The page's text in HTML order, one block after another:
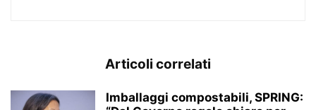
Articoli correlati
Imballaggi compostabili, SPRING: